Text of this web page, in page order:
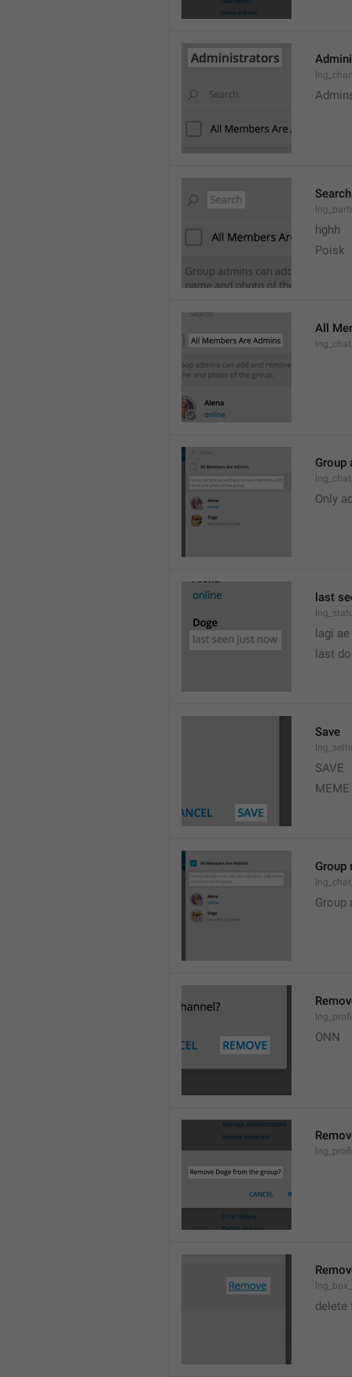
Search
hghh
Poisk
All
Group
Only
last
lagi
last
Save
SAVE
MEME
Group
Group
ONN
delete